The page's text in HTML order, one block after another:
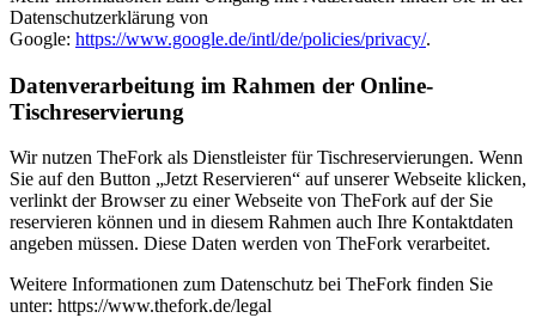
Datenschutzerklärung von
Google: https://www.google.de/intl/de/policies/privacy/.
Datenverarbeitung im Rahmen der Online-
Tischreservierung
Wir nutzen TheFork als Dienstleister für Tischreservierungen. Wenn
Sie auf den Button „Jetzt Reservieren“ auf unserer Webseite klicken,
verlinkt der Browser zu einer Webseite von TheFork auf der Sie
reservieren können und in diesem Rahmen auch Ihre Kontaktdaten
angeben müssen. Diese Daten werden von TheFork verarbeitet.
Weitere Informationen zum Datenschutz bei TheFork finden Sie
unter: https://www.thefork.de/legal